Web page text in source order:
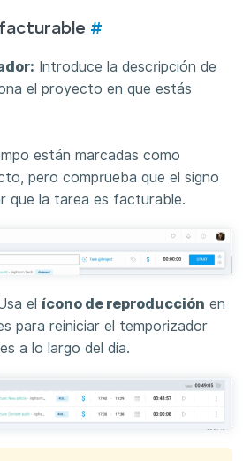
#
Introduce la descripción de
el proyecto en que estás
están marcadas como
pero comprueba que el signo
que la tarea es facturable.
el ícono de reproducción en
para reiniciar el temporizador
a lo largo del día.